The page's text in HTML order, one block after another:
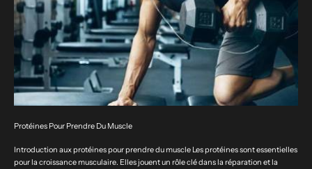
Protéines Pour Prendre Du Muscle
Introduction aux protéines pour prendre du muscle Les protéines sont essentielles
pour la croissance musculaire. Elles jouent un rôle clé dans la réparation et la